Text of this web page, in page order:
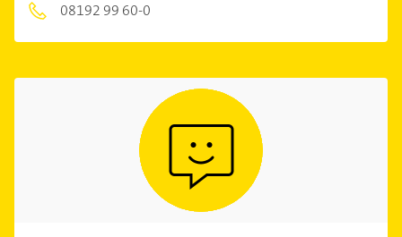
08192 99 60-0